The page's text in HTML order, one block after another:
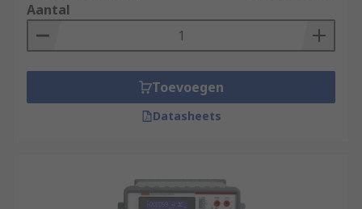
Aantal
Toevoegen
Datasheets